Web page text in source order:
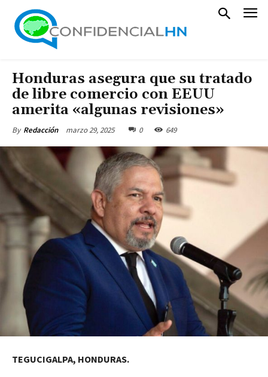
Honduras asegura que su tratado
de libre comercio con EEUU
amerita «algunas revisiones»
By Redacción marzo 29, 2025 0 649
TEGUCIGALPA, HONDURAS.